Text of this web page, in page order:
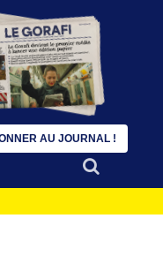
AU JOURNAL !